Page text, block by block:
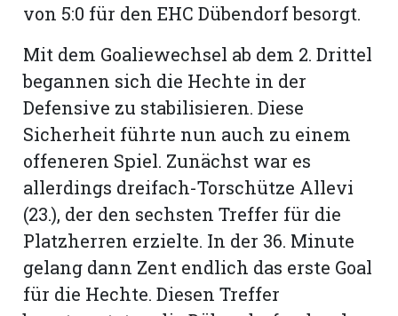
von 5:0 für den EHC Dübendorf besorgt.
Mit dem Goaliewechsel ab dem 2. Drittel
begannen sich die Hechte in der
Defensive zu stabilisieren. Diese
Sicherheit führte nun auch zu einem
offeneren Spiel. Zunächst war es
allerdings dreifach-Torschütze Allevi
(23.), der den sechsten Treffer für die
Platzherren erzielte. In der 36. Minute
gelang dann Zent endlich das erste Goal
für die Hechte. Diesen Treffer